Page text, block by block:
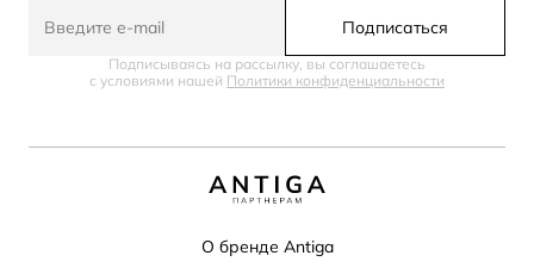
Подписаться
Подписываясь на рассылку, вы соглашаетесь
с условиями нашей Политики конфиденциальности
О бренде Antiga